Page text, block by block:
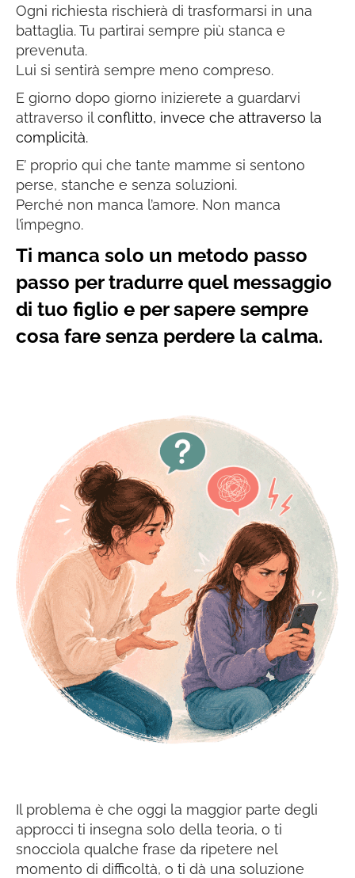
Ogni richiesta rischierà di trasformarsi in una
battaglia. Tu partirai sempre più stanca e
prevenuta.
Lui si sentirà sempre meno compreso.
E giorno dopo giorno inizierete a guardarvi
attraverso il conflitto, invece che attraverso la
complicità.
E’ proprio qui che tante mamme si sentono
perse, stanche e senza soluzioni.
Perché non manca l’amore. Non manca
l’impegno.
Ti manca solo un metodo passo
passo pertradurre quel messaggio
di tuo figlio e per sapere sempre
cosa fare senza perdere la calma.
Il problema è che oggi la maggior parte degli
approcci ti insegna solo della teoria, o ti
snocciola qualche frase da ripetere nel
momento di difficoltà, o ti dà una soluzione